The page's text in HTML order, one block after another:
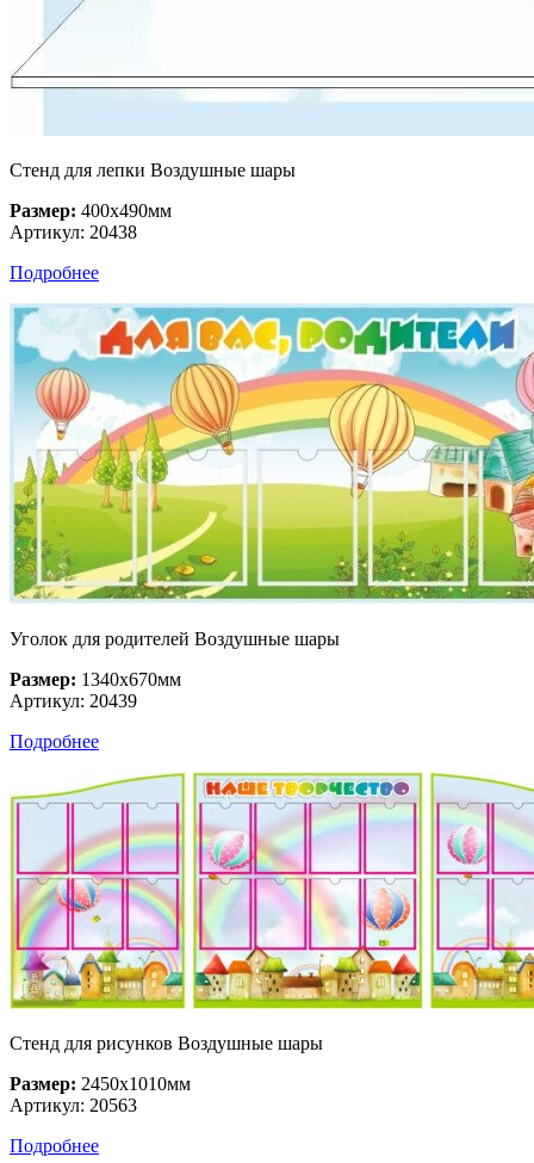
Стенд для лепки Воздушные шары
Размер: 400х490мм
Артикул: 20438
Подробнее
Уголок для родителей Воздушные шары
Размер: 1340х670мм
Артикул: 20439
Подробнее
Стенд для рисунков Воздушные шары
Размер: 2450х1010мм
Артикул: 20563
Подробнее